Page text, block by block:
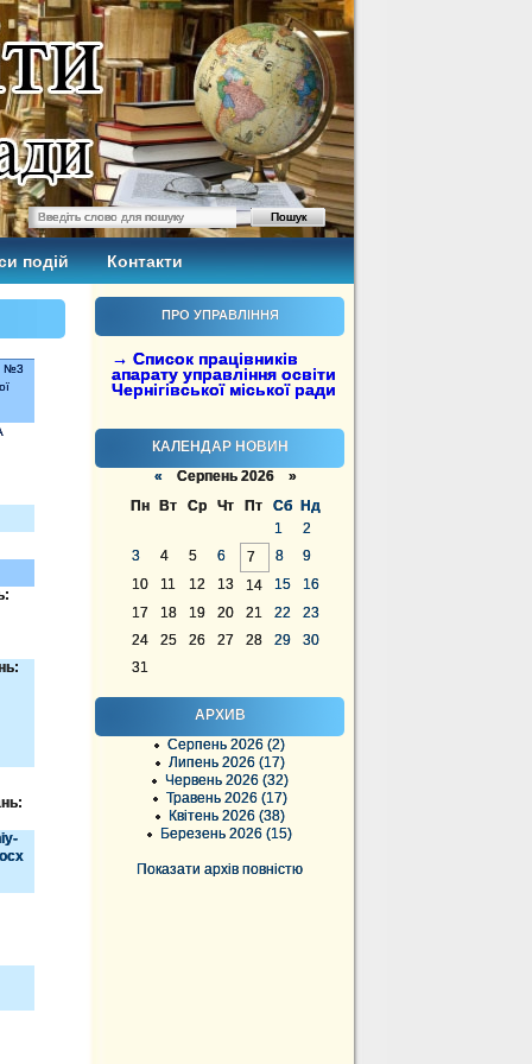
подій Контакти
ПРО УПРАВЛІННЯ
→ Список працівників
апарату управління освіти
Чернігівської міської ради
КАЛЕНДАР НОВИН
« Серпень 2026 »
Пн
Вт Ср Чт Пт Сб
Нд
1
2
3
4 5 6 7 8
9
10
11 12 13 14 15
16
17
18 19 20 21 22
23
24
25 26 27 28 29
30
31
АРХИВ
Серпень 2026 (2)
Липень 2026 (17)
Червень 2026 (32)
Травень 2026 (17)
Квітень 2026 (38)
Березень 2026 (15)
Показати архів повністю
№3